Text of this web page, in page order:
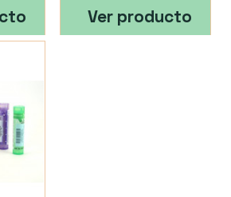
Ver producto